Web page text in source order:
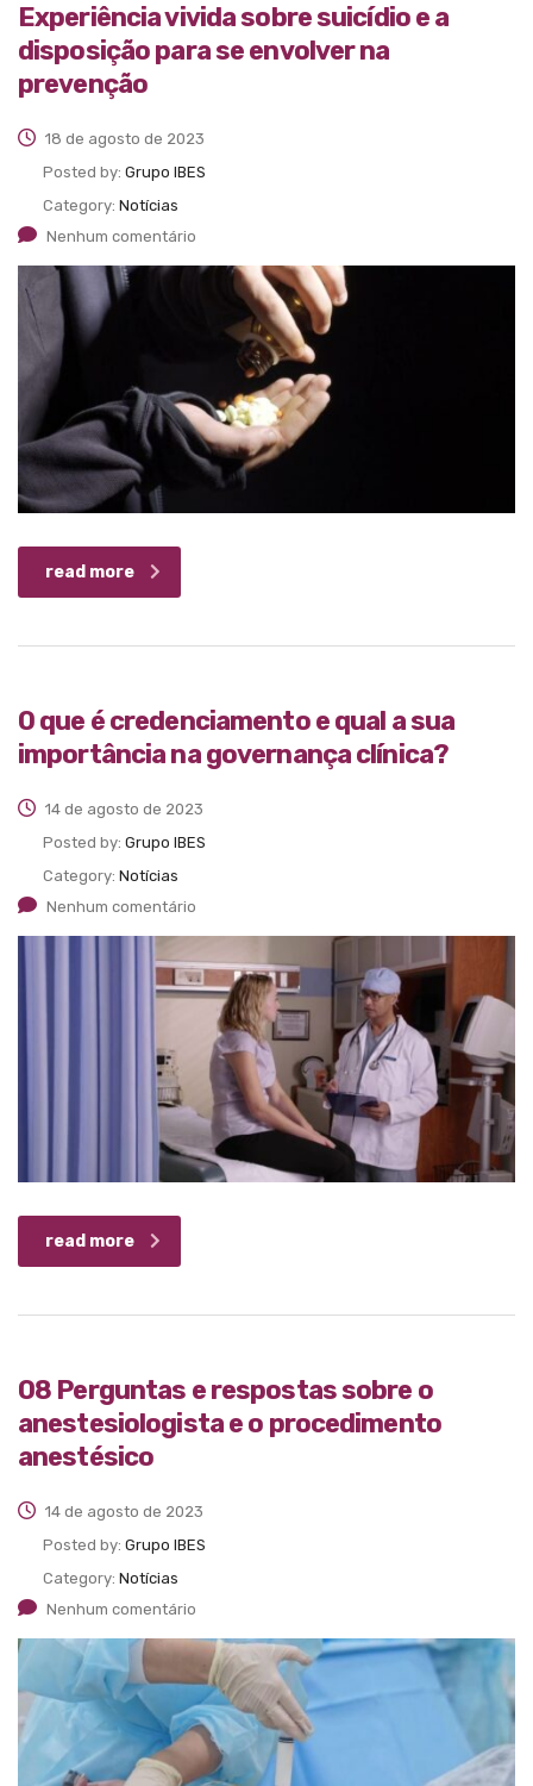
Experiência vivida sobre suicídio e a
disposição para se envolver na
prevenção
18 de agosto de 2023
Posted by: Grupo IBES
Category: Notícias
Nenhum comentário
read more
O que é credenciamento e qual a sua
importância na governança clínica?
14 de agosto de 2023
Posted by: Grupo IBES
Category: Notícias
Nenhum comentário
read more
08 Perguntas e respostas sobre o
anestesiologista e o procedimento
anestésico
14 de agosto de 2023
Posted by: Grupo IBES
Category: Notícias
Nenhum comentário